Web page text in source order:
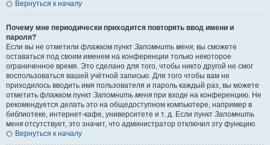
Вернуться к началу
Почему мне периодически приходится повторять ввод имени и
пароля?
Если вы не отметили флажком пункт Запомнить меня, вы сможете
оставаться под своим именем на конференции только некоторое
ограниченное время. Это сделано для того, чтобы никто другой не смог
воспользоваться вашей учётной записью. Для того чтобы вам не
приходилось вводить имя пользователя и пароль каждый раз, вы можете
отметить флажком пункт Запомнить меня при входе на конференцию. Не
рекомендуется делать это на общедоступном компьютере, например в
библиотеке, интернет-кафе, университете и т. д. Если пункт Запомнить
меня отсутствует, это значит, что администратор отключил эту функцию.
Вернуться к началу